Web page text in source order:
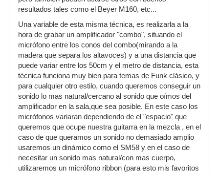
resultados tales como el Beyer M160, etc...
Una variable de esta misma técnica, es realizarla a la
hora de grabar un amplificador "combo", situando el
micrófono entre los conos del combo(mirando a la
madera que separa los altavoces) y a una distancia que
puede variar entre los 50cm y el metro de distancia, esta
técnica funciona muy bien para temas de Funk clásico, y
para cualquier otro estilo, cuando queremos conseguir un
sonido lo mas natural/cercano al sonido que oímos del
amplificador en la sala,que sea posible. En este caso los
micrófonos variaran dependiendo de el "espacio" que
queremos que ocupe nuestra guitarra en la mezcla , en el
caso de que queramos un sonido no demasiado amplio
usaremos un dinámico como el SM58 y en el caso de
necesitar un sonido mas natural/con mas cuerpo,
utilizaremos un micrófono ribbon (para esto mis favoritos